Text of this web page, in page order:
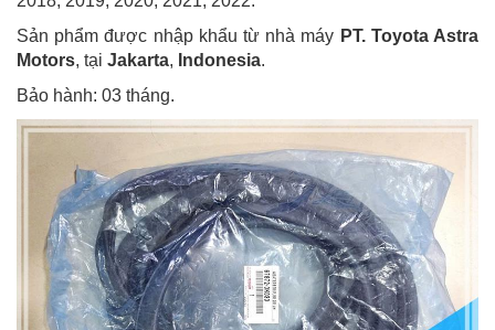
Sản phẩm được nhập khẩu từ nhà máy PT. Toyota Astra
Motors, tại Jakarta, Indonesia.
Bảo hành: 03 tháng.